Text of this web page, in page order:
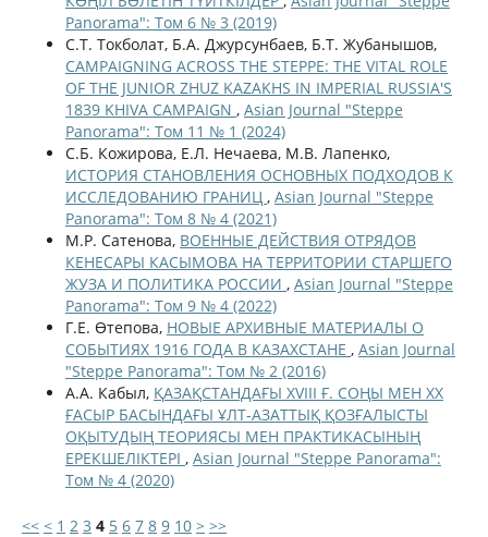
Panorama": Том 6 № 3 (2019)
С.Т. Токболат, Б.А. Джурсунбаев, Б.Т. Жубанышов,
CAMPAIGNING ACROSS THE STEPPE: THE VITAL ROLE
OF THE JUNIOR ZHUZ KAZAKHS IN IMPERIAL RUSSIA'S
1839 KHIVA CAMPAIGN , Asian Journal "Steppe
Panorama": Том 11 № 1 (2024)
С.Б. Кожирова, Е.Л. Нечаева, М.В. Лапенко,
ИСТОРИЯ СТАНОВЛЕНИЯ ОСНОВНЫХ ПОДХОДОВ К
ИССЛЕДОВАНИЮ ГРАНИЦ , Asian Journal "Steppe
Panorama": Том 8 № 4 (2021)
М.Р. Сатенова, ВОЕННЫЕ ДЕЙСТВИЯ ОТРЯДОВ
КЕНЕСАРЫ КАСЫМОВА НА ТЕРРИТОРИИ СТАРШЕГО
ЖУЗА И ПОЛИТИКА РОССИИ , Asian Journal "Steppe
Panorama": Том 9 № 4 (2022)
Г.Е. Өтепова, НОВЫЕ АРХИВНЫЕ МАТЕРИАЛЫ О
СОБЫТИЯХ 1916 ГОДА В КАЗАХСТАНЕ , Asian Journal
"Steppe Panorama": Том № 2 (2016)
А.А. Кабыл, ҚАЗАҚСТАНДАҒЫ XVIII Ғ. СОҢЫ МЕН XX
ҒАСЫР БАСЫНДАҒЫ ҰЛТ-АЗАТТЫҚ ҚОЗҒАЛЫСТЫ
ОҚЫТУДЫҢ ТЕОРИЯСЫ МЕН ПРАКТИКАСЫНЫҢ
ЕРЕКШЕЛІКТЕРІ , Asian Journal "Steppe Panorama":
Том № 4 (2020)
<< < 1 2 3 4 5 6 7 8 9 10 > >>